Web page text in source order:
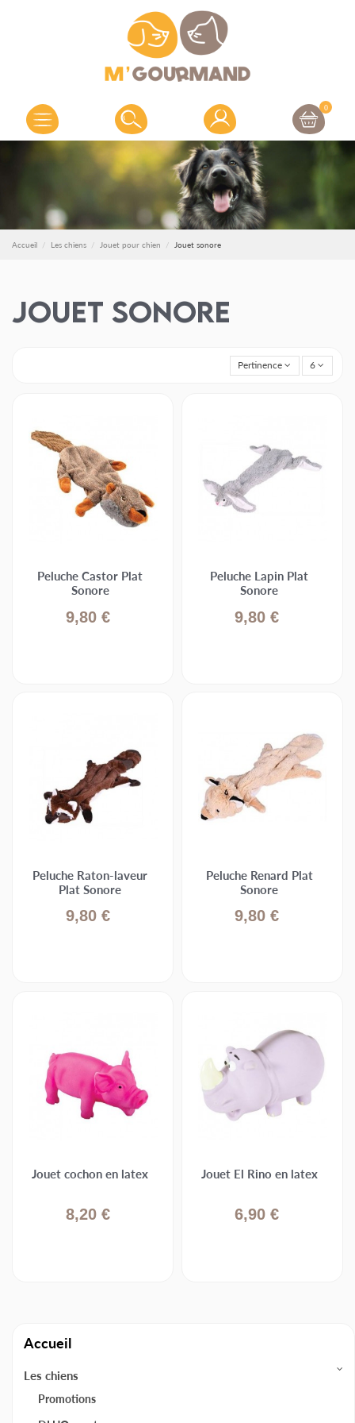
0
Accueil Les chiens Jouet pour chien Jouet sonore
Jouet sonore
Pertinence 6
Peluche Castor Plat
Sonore
9,80 €
Peluche Lapin Plat
Sonore
9,80 €
Peluche Raton-laveur
Plat Sonore
9,80 €
Peluche Renard Plat
Sonore
9,80 €
Jouet cochon en latex
8,20 €
Jouet El Rino en latex
6,90 €
Accueil
Les chiens
Promotions